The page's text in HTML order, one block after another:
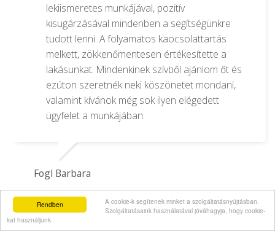
Rendben
A cookie-k segítenek minket a szolgáltatásnyújtásban.
Szolgáltatásaink használatával jóváhagyja, hogy cookie-
kat használjunk.
lekiismeretes munkájával, pozitív
kisugárzásával mindenben a segítségünkre
tudott lenni. A folyamatos kaocsolattartás
melkett, zökkenőmentesen értékesítette a
lakásunkat. Mindenkinek szívből ajánlom őt és
ezúton szeretnék neki köszönetet mondani,
valamint kívánok még sok ilyen elégedett
ügyfelet a munkájában.
Fogl Barbara
Ági az ingatlan eladása során minden